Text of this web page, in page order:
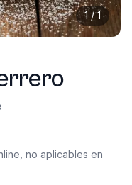
1 /1
no aplicables en